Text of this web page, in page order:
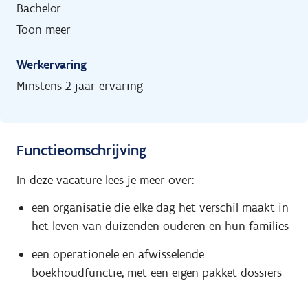
Bachelor
Toon meer
Werkervaring
Minstens 2 jaar ervaring
Functieomschrijving
In deze vacature lees je meer over:
een organisatie die elke dag het verschil maakt in
het leven van duizenden ouderen en hun families
een operationele en afwisselende
boekhoudfunctie, met een eigen pakket dossiers